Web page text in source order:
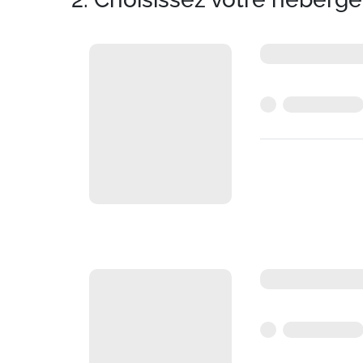
Cautions : 300 euros pour le logement et
à Valfrejus. Télécabine